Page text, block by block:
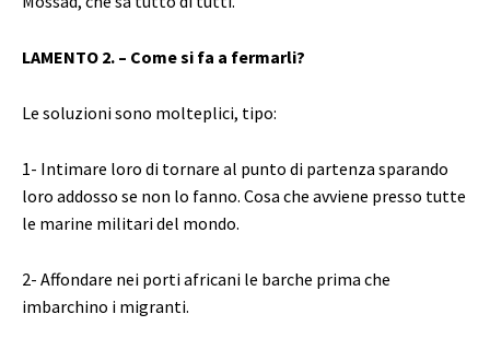
LAMENTO 2. – Come si fa a fermarli?
Le soluzioni sono molteplici, tipo:
1- Intimare loro di tornare al punto di partenza sparando
loro addosso se non lo fanno. Cosa che avviene presso tutte
le marine militari del mondo.
2- Affondare nei porti africani le barche prima che
imbarchino i migranti.